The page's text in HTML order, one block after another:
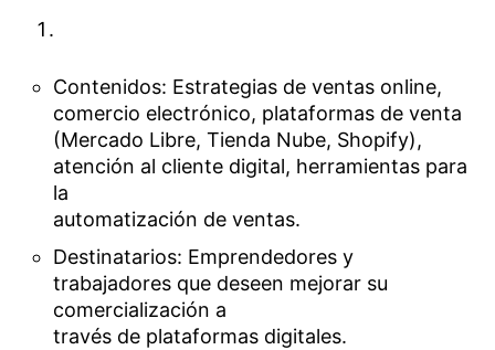
Contenidos: Estrategias de ventas online,
comercio electrónico, plataformas de venta
(Mercado Libre, Tienda Nube, Shopify),
atención al cliente digital, herramientas para
la
automatización de ventas.
Destinatarios: Emprendedores y
trabajadores que deseen mejorar su
comercialización a
través de plataformas digitales.